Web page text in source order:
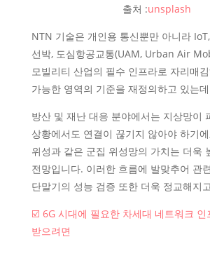
출처 :unsplash
NTN 기술은 개인용 통신뿐만 아니라
선박, 도심항공교통(UAM, Urban Air
모빌리티 산업의 필수 인프라로 자리매
가능한 영역의 기준을 재정의하고 있는
방산 및 재난 대응 분야에서는 지상망이
상황에서도 연결이 끊기지 않아야 하기
위성과 같은 군집 위성망의 가치는 더욱
전망입니다. 이러한 흐름에 발맞추어 관
단말기의 성능 검증 또한 더욱 정교해지
☑️ 6G 시대에 필요한 차세대 네트워크 인
받으려면